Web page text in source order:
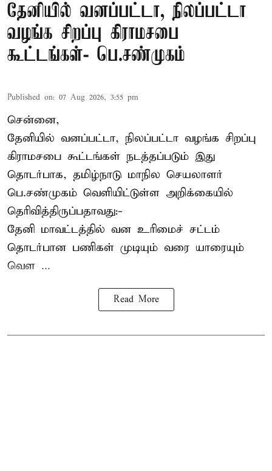
தேனியில் வனப்பட்டா, நிலப்பட்டா
வழங்க சிறப்பு கிராமசபை
கூட்டங்கள்- பெ.சண்முகம்
Published on: 07 Aug 2026, 3:55 pm
சென்னை,
தேனியில் வனப்பட்டா, நிலப்பட்டா வழங்க சிறப்பு
கிராமசபை கூட்டங்கள் நடத்தப்படும் இது
தொடர்பாக, தமிழ்நாடு மாநில செயலாளர்
பெ.சண்முகம் வெளியிட்டுள்ள அறிக்கையில்
தெரிவித்திருப்பதாவது:-
தேனி மாவட்டத்தில் வன உரிமைச் சட்டம்
தொடர்பான பணிகள் முடியும் வரை யாரையும்
வெள ...
Read More